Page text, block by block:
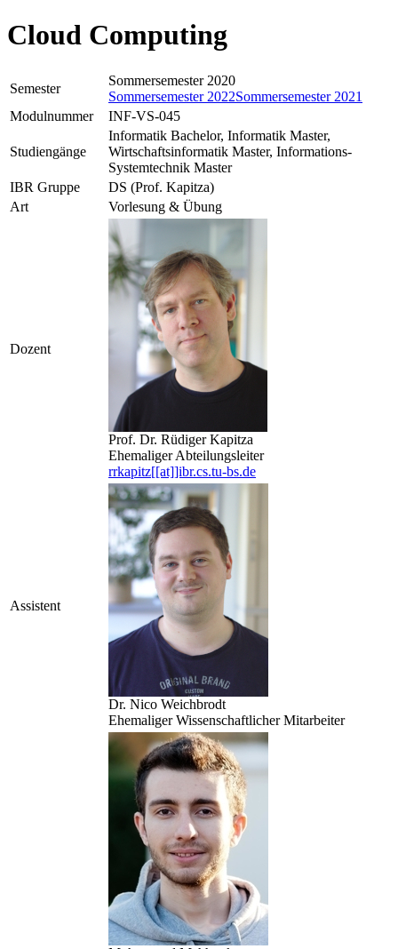
Cloud Computing
Semester
Sommersemester 2020
Sommersemester 2022Sommersemester 2021
Modulnummer
INF-VS-045
Studiengänge
Informatik Bachelor, Informatik Master,
Wirtschaftsinformatik Master, Informations-
Systemtechnik Master
IBR Gruppe
DS (Prof. Kapitza)
Art
Vorlesung & Übung
Dozent
Prof. Dr. Rüdiger Kapitza
Ehemaliger Abteilungsleiter
rrkapitz[[at]]ibr.cs.tu-bs.de
Assistent
Dr. Nico Weichbrodt
Ehemaliger Wissenschaftlicher Mitarbeiter